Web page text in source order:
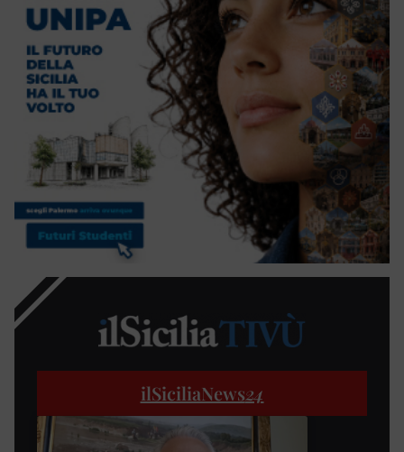
ilSiciliaNews24